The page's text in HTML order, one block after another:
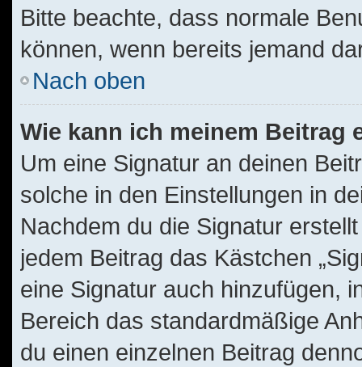
Bitte beachte, dass normale
können, wenn bereits jemand
Nach oben
Wie kann ich meinem Beitrag
Um eine Signatur an deinen
solche in den Einstellungen in
Nachdem du die Signatur
jedem Beitrag das Kästchen
eine Signatur auch hinzufügen,
Bereich das standardmäßige
du einen einzelnen Beitrag